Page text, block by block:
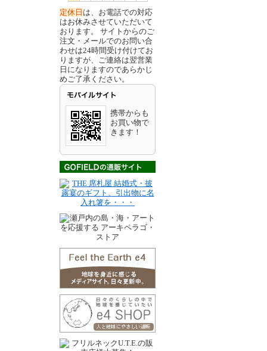
定休日 は、お電話での対応
はお休みさせていただいて
おります。 サイトからのご
注文・メールでのお問い合
わせは24時間受け付けてお
りますが、ご連絡は翌営業
日になりますのであらかじ
めご了承ください。
携帯からも
お買い物で
きます！